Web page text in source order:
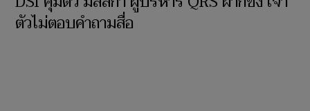
ตัวไม่ตอบคำถามสื่อ